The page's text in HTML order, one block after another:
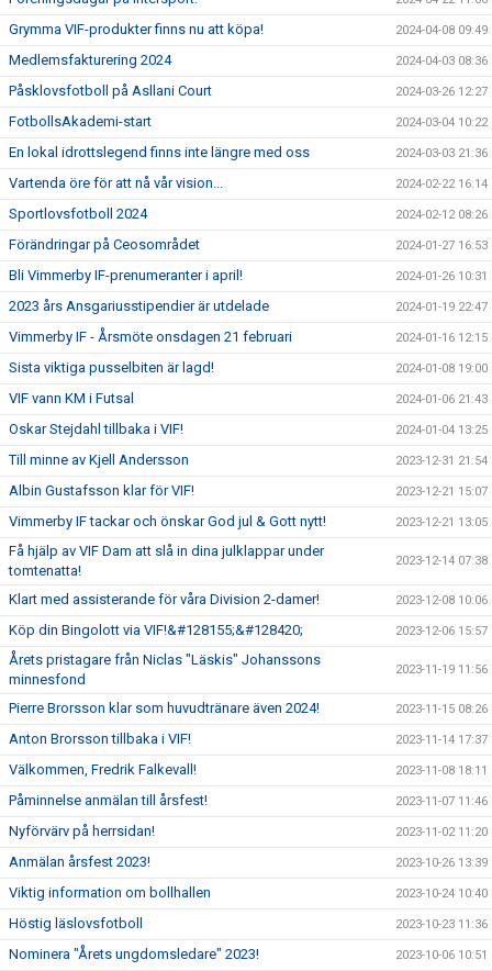
Grymma VIF-produkter finns nu att köpa! 2024-04-08 09:49
Medlemsfakturering 2024 2024-04-03 08:36
Påsklovsfotboll på Asllani Court 2024-03-26 12:27
FotbollsAkademi-start 2024-03-04 10:22
En lokal idrottslegend finns inte längre med oss 2024-03-03 21:36
Vartenda öre för att nå vår vision... 2024-02-22 16:14
Sportlovsfotboll 2024 2024-02-12 08:26
Förändringar på Ceosområdet 2024-01-27 16:53
Bli Vimmerby IF-prenumeranter i april! 2024-01-26 10:31
2023 års Ansgariusstipendier är utdelade 2024-01-19 22:47
Vimmerby IF - Årsmöte onsdagen 21 februari 2024-01-16 12:15
Sista viktiga pusselbiten är lagd! 2024-01-08 19:00
VIF vann KM i Futsal 2024-01-06 21:43
Oskar Stejdahl tillbaka i VIF! 2024-01-04 13:25
Till minne av Kjell Andersson 2023-12-31 21:54
Albin Gustafsson klar för VIF! 2023-12-21 15:07
Vimmerby IF tackar och önskar God jul & Gott nytt! 2023-12-21 13:05
Få hjälp av VIF Dam att slå in dina julklappar under
tomtenatta!
2023-12-14 07:38
Klart med assisterande för våra Division 2-damer! 2023-12-08 10:06
Köp din Bingolott via VIF!&#128155;&#128420; 2023-12-06 15:57
Årets pristagare från Niclas "Läskis" Johanssons
minnesfond
2023-11-19 11:56
Pierre Brorsson klar som huvudtränare även 2024! 2023-11-15 08:26
Anton Brorsson tillbaka i VIF! 2023-11-14 17:37
Välkommen, Fredrik Falkevall! 2023-11-08 18:11
Påminnelse anmälan till årsfest! 2023-11-07 11:46
Nyförvärv på herrsidan! 2023-11-02 11:20
Anmälan årsfest 2023! 2023-10-26 13:39
Viktig information om bollhallen 2023-10-24 10:40
Höstig läslovsfotboll 2023-10-23 11:36
Nominera "Årets ungdomsledare" 2023! 2023-10-06 10:51